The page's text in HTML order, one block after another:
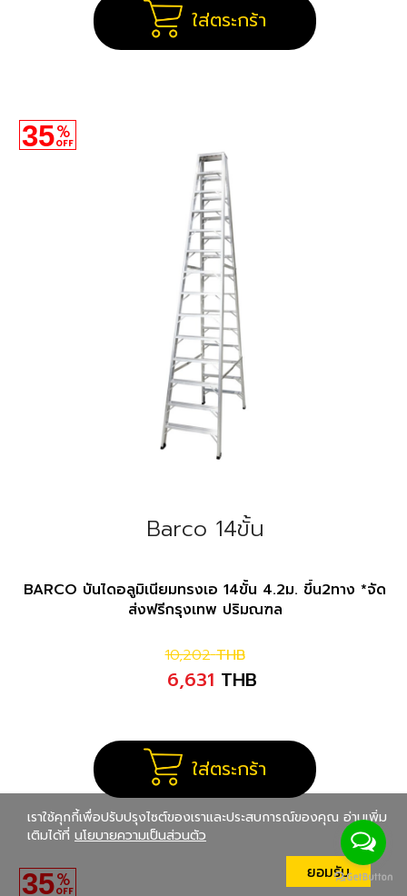
ใส่ตระกร้า
35%
OFF
Barco 14ขั้น
BARCO บันไดอลูมิเนียมทรงเอ 14ขั้น 4.2ม. ขึ้น2ทาง *จัด
ส่งฟรีกรุงเทพ ปริมณฑล
10,202 THB
6,631 THB
ใส่ตระกร้า
35%
OFF
เราใช้คุกกี้เพื่อปรับปรุงไซต์ของเราและประสบการณ์ของคุณ อ่านเพิ่ม
เติมได้ที่ นโยบายความเป็นส่วนตัว
ยอมรับ